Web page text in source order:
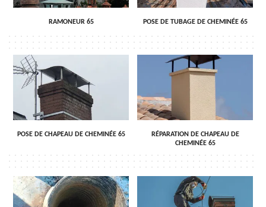
RAMONEUR 65 POSE DE TUBAGE DE CHEMINÉE 65
POSE DE CHAPEAU DE CHEMINÉE 65
RÉPARATION DE CHAPEAU DE
CHEMINÉE 65